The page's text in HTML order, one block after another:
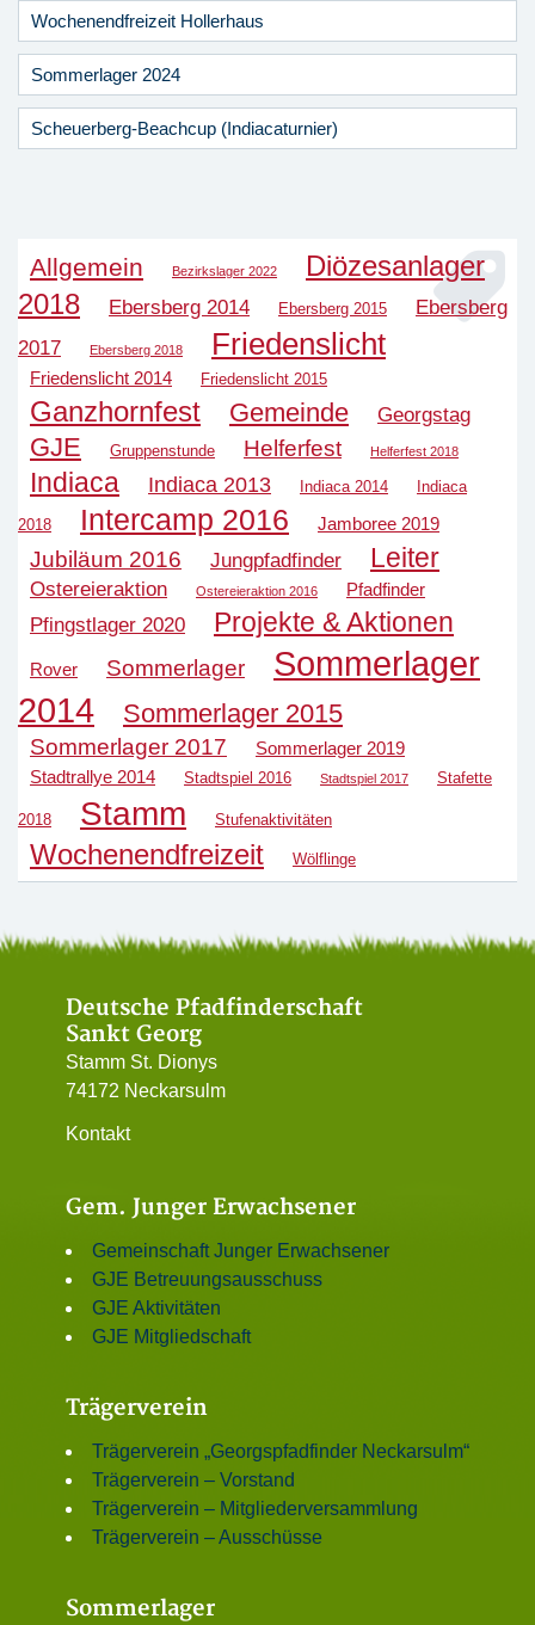
Wochenendfreizeit Hollerhaus
Sommerlager 2024
Scheuerberg-Beachcup (Indiacaturnier)
Allgemein Bezirkslager 2022
Diözesanlager
2018
Ebersberg 2014 Ebersberg 2015
Ebersberg
2017
Ebersberg 2018 Friedenslicht
Friedenslicht 2014 Friedenslicht 2015
Ganzhornfest Gemeinde Georgstag
GJE Gruppenstunde Helferfest Helferfest 2018
Indiaca Indiaca 2013 Indiaca 2014 Indiaca
2018 Intercamp 2016 Jamboree 2019
Jubiläum 2016 Jungpfadfinder Leiter
Ostereieraktion Ostereieraktion 2016 Pfadfinder
Pfingstlager 2020 Projekte & Aktionen
Rover Sommerlager
Sommerlager
2014
Sommerlager 2015
Sommerlager 2017
Sommerlager 2019
Stadtrallye 2014
Stadtspiel 2016 Stadtspiel 2017 Stafette
2018 Stamm Stufenaktivitäten
Wochenendfreizeit Wölflinge
Deutsche Pfadfinderschaft
Sankt Georg
Stamm St. Dionys
74172 Neckarsulm
Kontakt
Gem. Junger Erwachsener
Gemeinschaft Junger Erwachsener
GJE Betreuungsausschuss
GJE Aktivitäten
GJE Mitgliedschaft
Trägerverein
Trägerverein „Georgspfadfinder Neckarsulm“
Trägerverein – Vorstand
Trägerverein – Mitgliederversammlung
Trägerverein – Ausschüsse
Sommerlager